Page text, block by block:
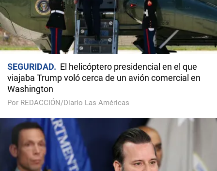
SEGURIDAD
El helicóptero presidencial en el que
viajaba Trump voló cerca de un avión comercial en
Washington
Por REDACCIÓN/Diario Las Américas